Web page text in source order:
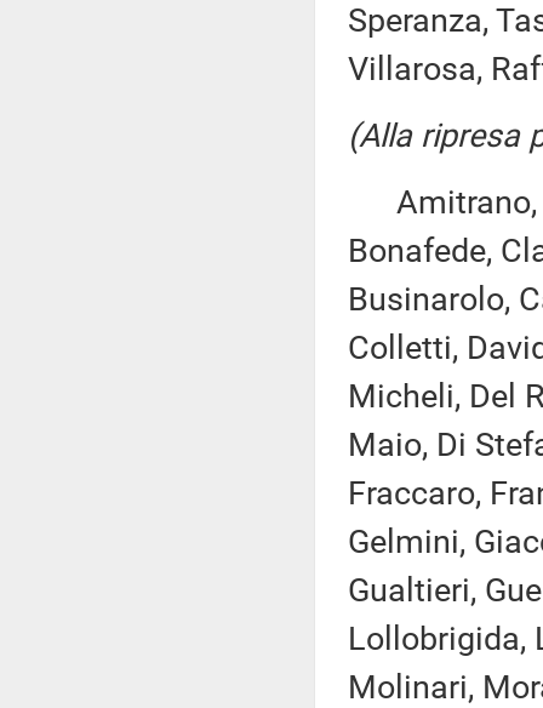
Speranza,
Villarosa,
(Alla ripresa
Amitrano,
Bonafede,
Businarolo,
Colletti,
Micheli, Del
Maio, Di
Fraccaro,
Gelmini,
Gualtieri,
Lollobrigida,
Molinari,